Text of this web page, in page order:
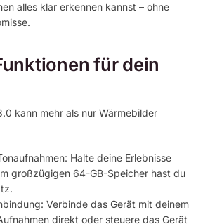
alles klar erkennen kannst – ohne
für dein
kann mehr als nur Wärmebilder
Halte deine Erlebnisse
großzügigen 64-GB-Speicher hast du
Verbinde das Gerät mit deinem
direkt oder steuere das Gerät